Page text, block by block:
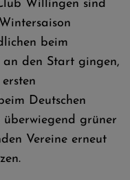
Willingen sind
beim
den Start gingen,
Deutschen
überwiegend grüner
Vereine erneut